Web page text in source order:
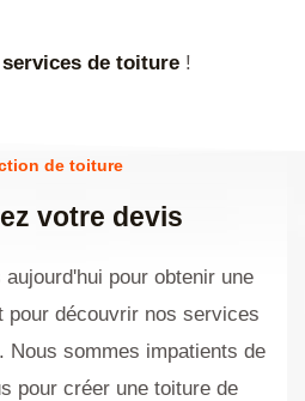
de toiture !
de toiture
votre devis
pour obtenir une
pour découvrir nos services
Nous sommes impatients de
pour créer une toiture de